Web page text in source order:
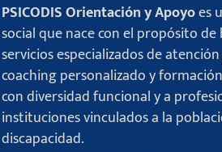
PSICODIS Orientación y Apoyoes
social que nace con el propósito
servicios especializados de
coaching personalizado y
con diversidad funcional y a
instituciones vinculados a la
discapacidad.